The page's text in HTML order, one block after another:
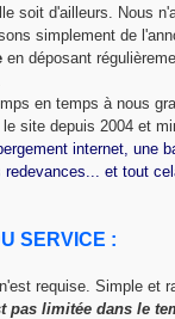
soit d'ailleurs. Nous
simplement de
en déposant
en temps à nous
site depuis 2004 et
internet, une
redevances... et tout
SERVICE :
requise. Simple et
pas limitée dans le